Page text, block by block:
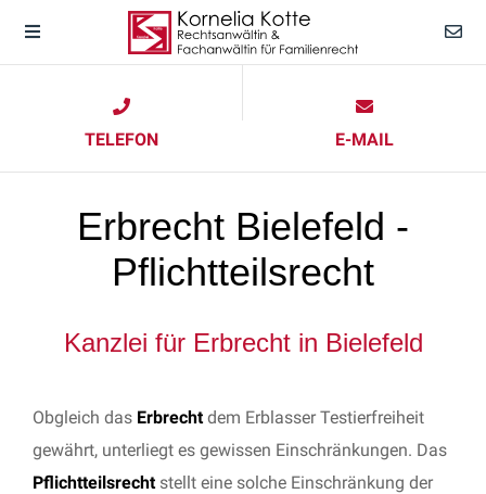
TELEFON E-MAIL
Erbrecht Bielefeld -
Pflichtteilsrecht
Kanzlei für Erbrecht in Bielefeld
Obgleich das Erbrechtdem Erblasser Testierfreiheit
gewährt, unterliegt es gewissen Einschränkungen. Das
Pflichtteilsrechtstellt eine solche Einschränkung der